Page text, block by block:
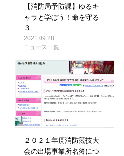
【消防局予防課】ゆるキ
ャラと学ぼう！命を守る
３…
2021.09.28
ニュース一覧
２０２１年度消防競技大
会の出場事業所名簿につ